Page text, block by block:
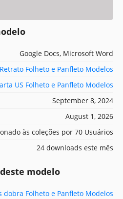
Google Docs, Microsoft Word
Retrato Folheto e Panfleto Modelos
US Folheto e Panfleto Modelos
September 8, 2024
August 1, 2026
às coleções por 70 Usuários
24 downloads este mês
modelo
dobra Folheto e Panfleto Modelos